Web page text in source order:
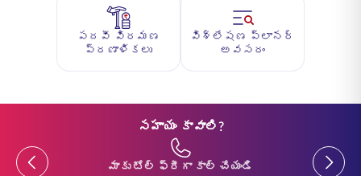
పదవీ విరమణ
ప్రణాళికలు
విశ్లేషణ ప్లానర్
అవసరం
సహాయం కావాలి?
Previous
మాకు టోల్ ఫ్రీగా కాల్ చేయండి
Previous